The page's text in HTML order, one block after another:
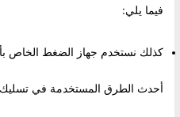
فيما يلي:
كذلك نستخدم جهاز الضغط الخاص
أحدث الطرق المستخدمة في تسليك